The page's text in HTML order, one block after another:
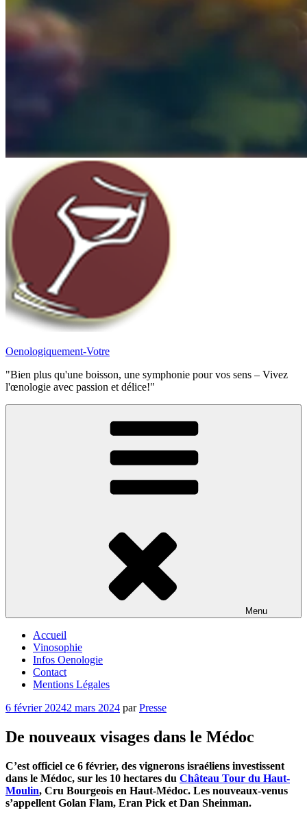
Oenologiquement-Votre
"Bien plus qu'une boisson, une symphonie pour vos sens – Vivez
l'œnologie avec passion et délice!"
Menu
Accueil
Vinosophie
Infos Oenologie
Contact
Mentions Légales
Publié
6 février 20242 mars 2024 parPresse
De nouveaux visages dans le Médoc
C’est officiel ce 6 février, des vignerons israéliens investissent
dans le Médoc, sur les 10 hectares du Château Tour du Haut-
Moulin, Cru Bourgeois en Haut-Médoc. Les nouveaux-venus
s’appellent Golan Flam, Eran Pick et Dan Sheinman.